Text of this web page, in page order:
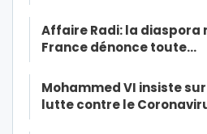
Affaire Radi: la diaspora
France dénonce toute…
Mohammed VI insiste
lutte contre le